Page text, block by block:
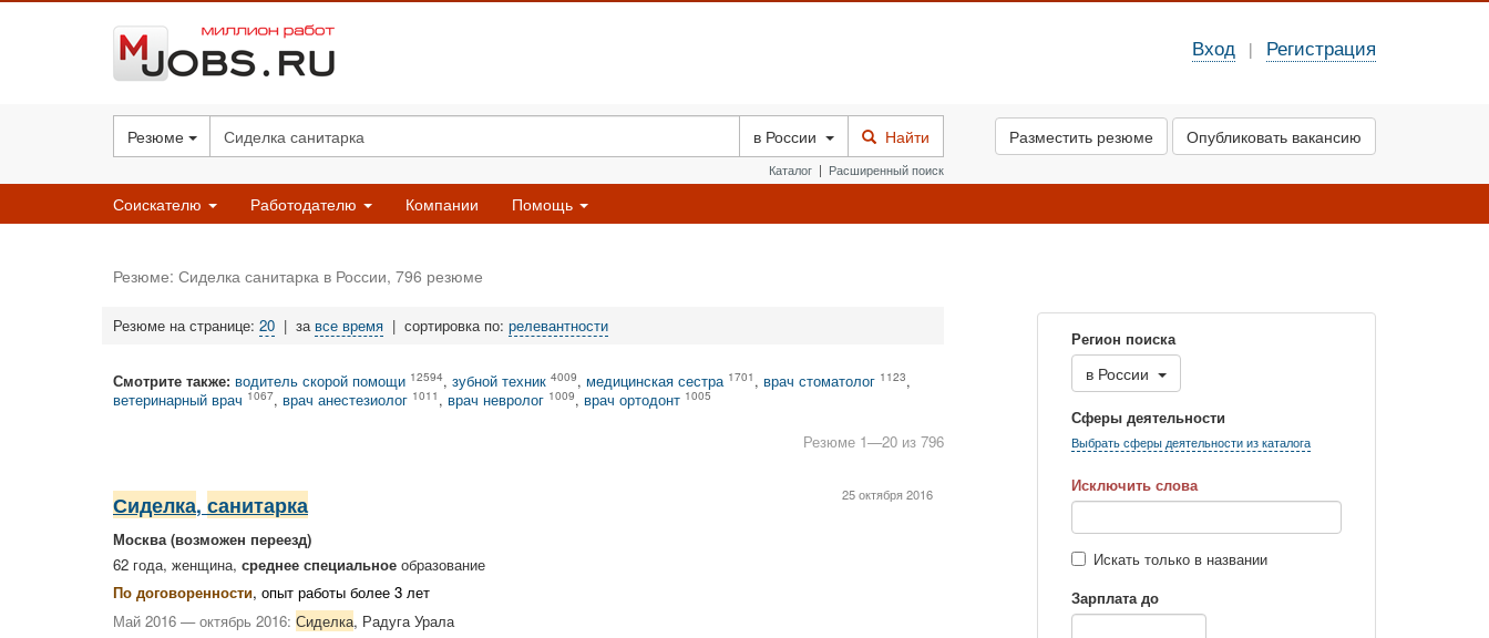
Вход | Регистрация
Резюме в России Найти
Каталог | Расширенный поиск
Разместить резюме Опубликовать вакансию
Соискателю Работодателю Компании Помощь
Резюме: Сиделка санитарка в России, 796 резюме
Резюме на странице: 20 | за все время | сортировка по: релевантности
Смотрите также: водитель скорой помощи 12594, зубной техник 4009, медицинская сестра 1701 , врач стоматолог 1123,
ветеринарный врач 1067, врач анестезиолог 1011 , врач невролог 1009, врач ортодонт 1005
Резюме 1—20 из 796
25 октября 2016
Сиделка, санитарка
Москва(возможен переезд)
62 года, женщина, среднее специальное образование
По договоренности, опыт работы более 3 лет
Май 2016 — октябрь 2016: Сиделка, Радуга Урала
Регион поиска
в России
Сферы деятельности
Выбрать сферы деятельности из каталога
Исключить слова
Искать только в названии
Зарплата до